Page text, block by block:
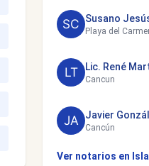
Susano
Playa del
Lic. René
Cancun
Javier
Cancún
Ver notarios en